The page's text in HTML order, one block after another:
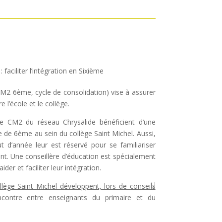
l’intégration en Sixième
6ème, cycle de consolidation) vise à assurer
l’école et le collège.
du réseau Chrysalide bénéficient d’une
de 6ème au sein du collège Saint Michel. Aussi,
d’année leur est réservé pour se familiariser
Une conseillère d’éducation est spécialement
et faciliter leur intégration.
Saint Michel développent, lors de conseils
entre enseignants du primaire et du